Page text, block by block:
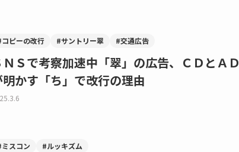
コピーの改行 #サントリー翠 #交通広告
ＮＳで考察加速中「翠」の広告、ＣＤとＡＤ
明かす「ち」で改行の理由
ミスコン #ルッキズム